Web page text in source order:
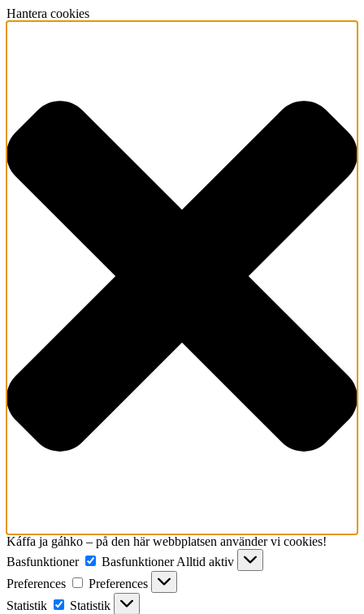
Hantera cookies
Káffa ja gáhko – på den här webbplatsen använder vi cookies!
Basfunktioner
Basfunktioner Alltid aktiv
Preferences
Preferences
Statistik
Statistik